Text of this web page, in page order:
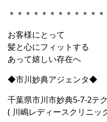
＊＊＊＊＊＊＊＊＊＊＊
お客様にとって
髪と心にフィットする
あって嬉しい存在へ
◆市川妙典アジェンタ◆
千葉県市川市妙典5-7-2テ
( 川嶋レディースクリニッ